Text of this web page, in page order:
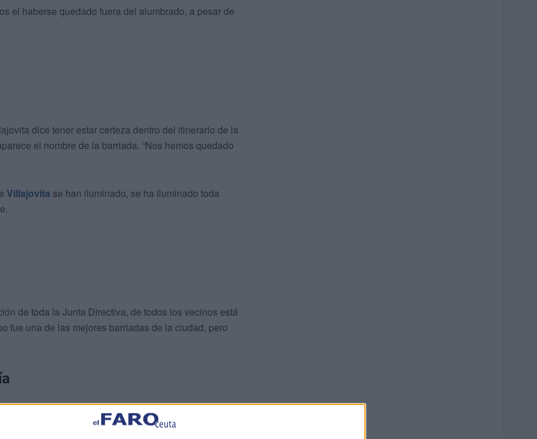
el haberse quedado fuera del alumbrado, a pesar de
dice tener estar certeza dentro del itinerario de la
el nombre de la barriada. “Nos hemos quedado
Villajovita se han iluminado, se ha iluminado toda
de toda la Junta Directiva, de todos los vecinos está
fue una de las mejores barriadas de la ciudad, pero